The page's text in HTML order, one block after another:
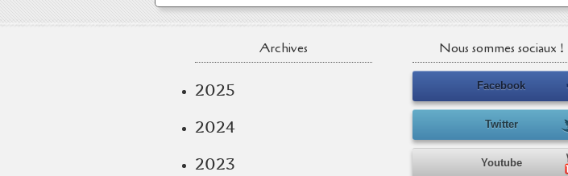
Archives
2025
2024
2023
Nous sommes sociaux !
Facebook
Twitter
Youtube